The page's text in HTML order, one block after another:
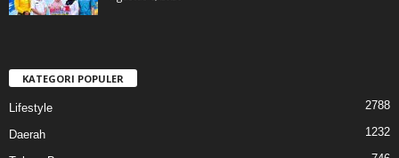
KATEGORI POPULER
Lifestyle 2788
Daerah 1232